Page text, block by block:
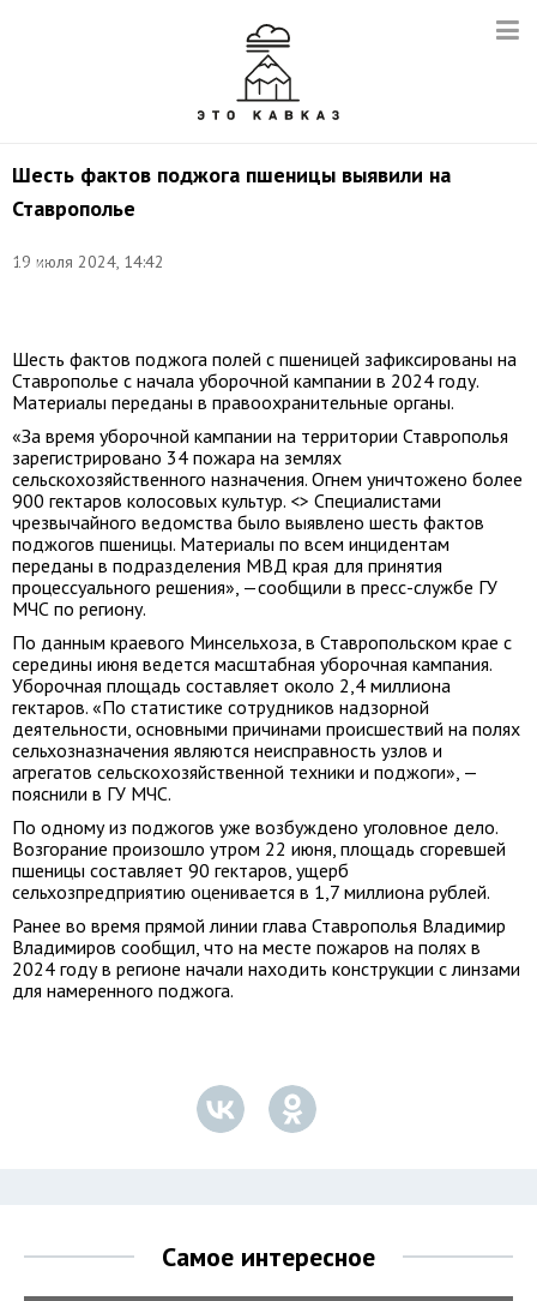
Шесть фактов поджога пшеницы выявили на
Ставрополье
19 июля 2024, 14:42
Денис
Шесть фактов поджога полей с пшеницей зафиксированы на
Ставрополье с начала уборочной кампании в 2024 году.
Материалы переданы в правоохранительные органы.
«За время уборочной кампании на территории Ставрополья
зарегистрировано 34 пожара на землях
сельскохозяйственного назначения. Огнем уничтожено более
900 гектаров колосовых культур. <> Специалистами
чрезвычайного ведомства было выявлено шесть фактов
поджогов пшеницы. Материалы по всем инцидентам
переданы в подразделения МВД края для принятия
процессуального решения», —сообщили в пресс-службе ГУ
МЧС по региону.
По данным краевого Минсельхоза, в Ставропольском крае с
середины июня ведется масштабная уборочная кампания.
Уборочная площадь составляет около 2,4 миллиона
гектаров. «По статистике сотрудников надзорной
деятельности, основными причинами происшествий на полях
сельхозназначения являются неисправность узлов и
агрегатов сельскохозяйственной техники и поджоги», —
пояснили в ГУ МЧС.
По одному из поджогов уже возбуждено уголовное дело.
Возгорание произошло утром 22 июня, площадь сгоревшей
пшеницы составляет 90 гектаров, ущерб
сельхозпредприятию оценивается в 1,7 миллиона рублей.
Ранее во время прямой линии глава Ставрополья Владимир
Владимиров сообщил, что на месте пожаров на полях в
2024 году в регионе начали находить конструкции с линзами
для намеренного поджога.
Самое интересное